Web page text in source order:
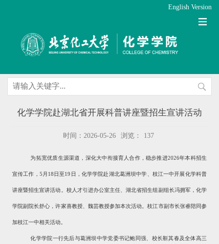
English Version
化学学院赴湖北省开展科普讲座暨招生宣讲活动
时间：2026-05-26 浏览： 137
为拓宽优质生源渠道，深化大中衔接育人合作，稳步推进2026年本科招生
宣传工作， 5 月 18日至19 日，化学学院赴湖北葛洲坝中学、枝江一中开展化学科普
讲座暨招生宣讲活动。校人才引进办公室主任、湖北省招生组副组长冯拥军，化学
学院副院长舒心，许家喜教授、魏芸教授参加本次活动。枝江市副市长张睿陪同参
加枝江一中相关活动。
化学学院一行先后与葛洲坝中学党委书记鲍同强、校长靳其春及全体高三